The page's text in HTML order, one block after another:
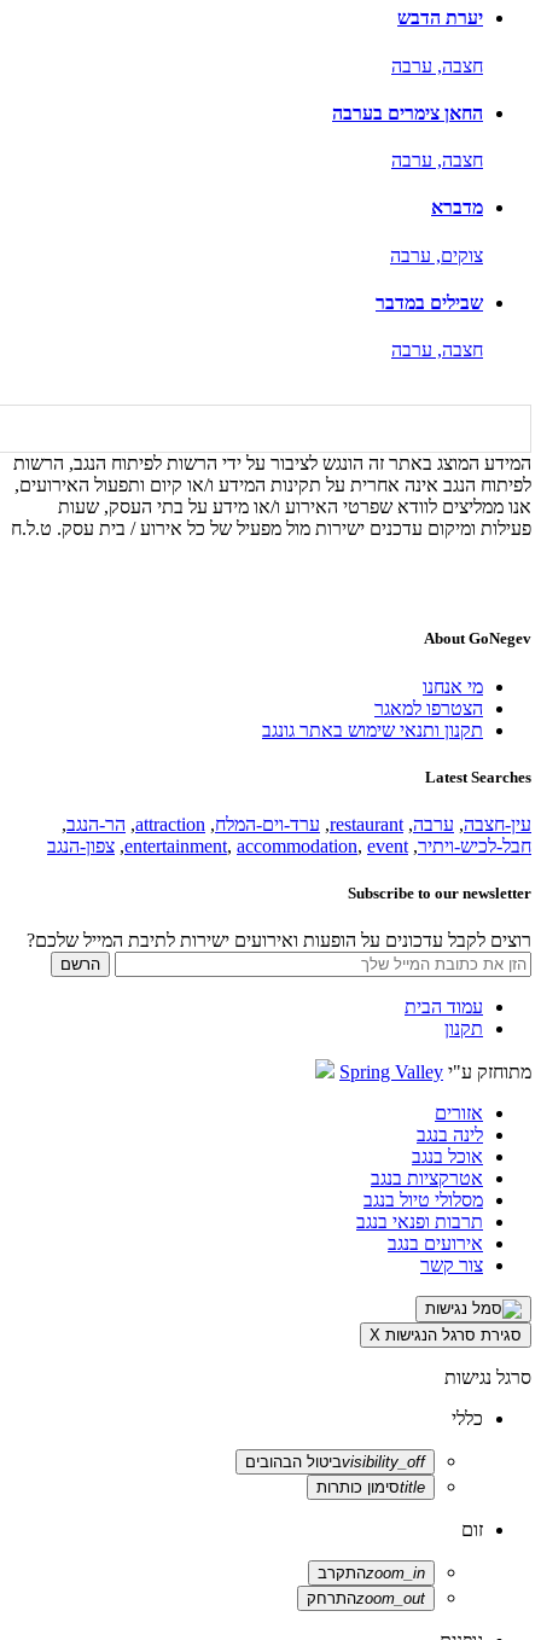
יערת הדבש
חצבה, ערבה
החאן צימרים בערבה
חצבה, ערבה
מדברא
צוקים, ערבה
שבילים במדבר
חצבה, ערבה
המידע המוצג באתר זה הונגש לציבור על ידי הרשות לפיתוח הנגב, הרשות
לפיתוח הנגב אינה אחרית על תקינות המידע ו/או קיום ותפעול האירועים,
אנו ממליצים לוודא שפרטי האירוע ו/או מידע על בתי העסק, שעות
פעילות ומיקום עדכנים ישירות מול מפעיל של כל אירוע / בית עסק. ט.ל.ח
About GoNegev
מי אנחנו
הצטרפו למאגר
תקנון ותנאי שימוש באתר גונגב
Latest Searches
עין-חצבה, ערבה,
restaurant
, ערד-וים-המלח,
attraction
, הר-הנגב,
חבל-לכיש-ויתיר,
entertainment, accommodation, event
, צפון-הנגב
Subscribe to our newsletter
רוצים לקבל עדכונים על הופעות ואירועים ישירות לתיבת המייל שלכם?
עמוד הבית
תקנון
מתוחזק ע"י Spring Valley
אזורים
לינה בנגב
אוכל בנגב
אטרקציות בנגב
מסלולי טיול בנגב
תרבות ופנאי בנגב
אירועים בנגב
צור קשר
סגירת סרגל הנגישות X
סרגל נגישות
כללי
visibility_offביטול הבהובים
titleסימון כותרות
זום
zoom_inהתקרב
zoom_outהתרחק